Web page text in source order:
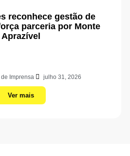
reconhece gestão de
parceria por Monte
Aprazível
Imprensa julho 31, 2026
Ver mais